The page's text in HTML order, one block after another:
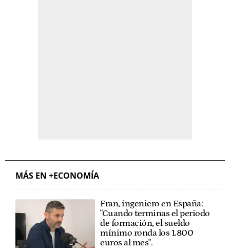
MÁS EN +ECONOMÍA
Fran, ingeniero en España:
"Cuando terminas el periodo
de formación, el sueldo
mínimo ronda los 1.800
euros al mes".